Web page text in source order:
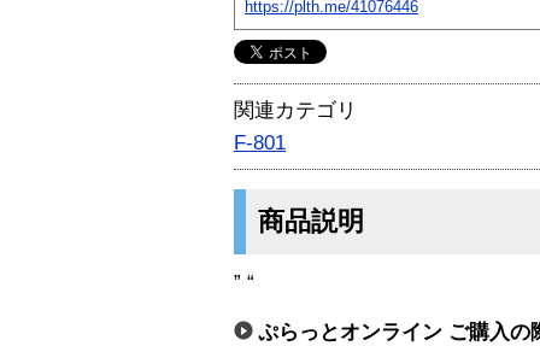
https://plth.me/41076446
関連カテゴリ
F-801
商品説明
” “
ぷらっとオンライン ご購入の